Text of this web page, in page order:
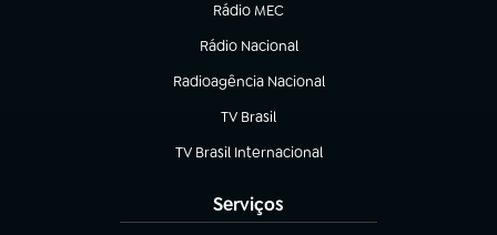
Rádio MEC
(abre em nova aba)
Rádio Nacional
Radioagência Nacional
(abre em nova aba)
TV Brasil
(abre em nova aba)
TV Brasil Internacional
(abre em nova aba)
Serviços